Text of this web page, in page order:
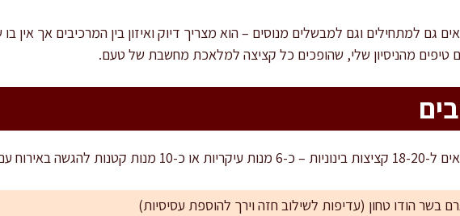
גם למתחילים וגם למבשלים מנוסים – הוא מצריך דיוק ואיזון בין המרכיבים אך
טיפים מהניסיון שלי, שהופכים כל קציצה למלאכת מחשבת של טעם.
קטנות להגשה באירוח עם תוספות.